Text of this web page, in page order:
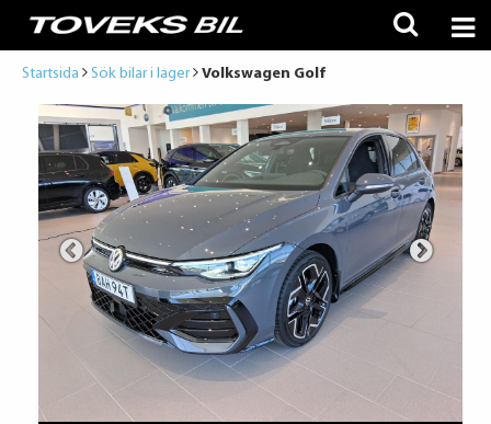
Startsida Sök bilar i lager Volkswagen Golf